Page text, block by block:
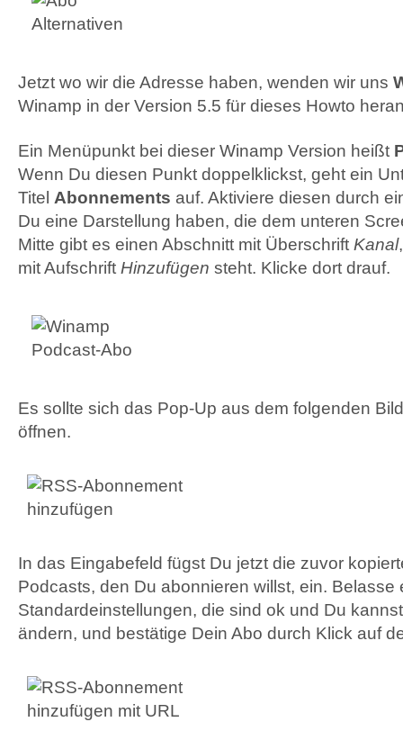
Jetzt wo wir die Adresse haben, wenden wir uns
Winamp in der Version 5.5 für dieses Howto
Ein Menüpunkt bei dieser Winamp Version heißt
Wenn Du diesen Punkt doppelklickst, geht ein
Titel Abonnements auf. Aktiviere diesen durch
Du eine Darstellung haben, die dem unteren
Mitte gibt es einen Abschnitt mit Überschrift Kanal
mit Aufschrift Hinzufügen steht. Klicke dort drauf.
Es sollte sich das Pop-Up aus dem folgenden
öffnen.
In das Eingabefeld fügst Du jetzt die zuvor
Podcasts, den Du abonnieren willst, ein. Belasse
Standardeinstellungen, die sind ok und Du
ändern, und bestätige Dein Abo durch Klick auf